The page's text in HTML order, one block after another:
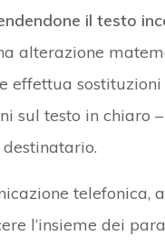
il testo
alterazione
effettua sostituzioni
sul testo in chiaro
telefonica,
l’insieme dei